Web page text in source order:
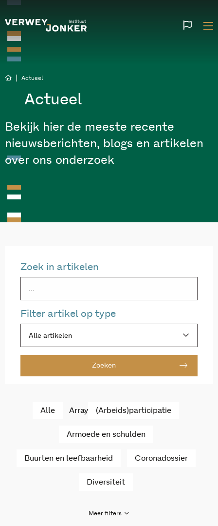
Actueel
Actueel
Bekijk hier de meeste recente
nieuwsberichten, blogs en artikelen
over ons onderzoek
Zoek in artikelen
Filter artikel op type
Alle artikelen
Zoeken
Alle Array (Arbeids)participatie
Armoede en schulden
Buurten en leefbaarheid Coronadossier
Diversiteit
Meer filters